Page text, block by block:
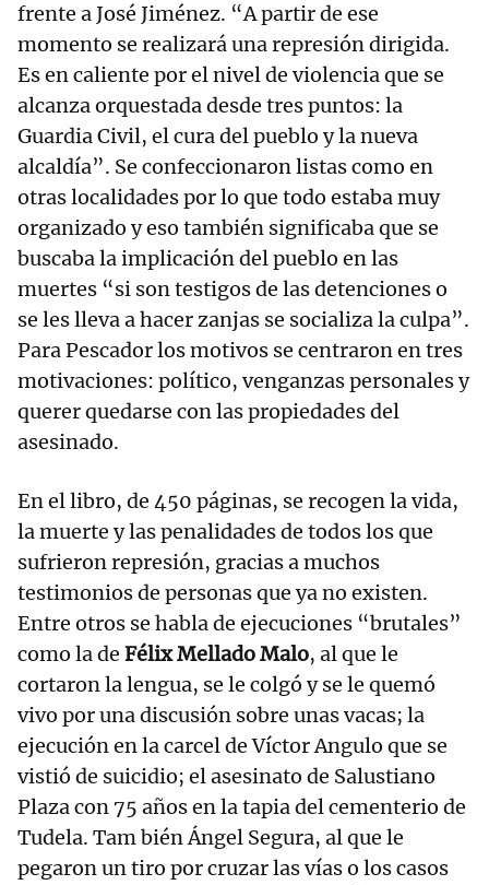
frente a José Jiménez. “A partir de ese
momento se realizará una represión dirigida.
Es en caliente por el nivel de violencia que se
alcanza orquestada desde tres puntos: la
Guardia Civil, el cura del pueblo y la nueva
alcaldía”. Se confeccionaron listas como en
otras localidades por lo que todo estaba muy
organizado y eso también significaba que se
buscaba la implicación del pueblo en las
muertes “si son testigos de las detenciones o
se les lleva a hacer zanjas se socializa la culpa”.
Para Pescador los motivos se centraron en tres
motivaciones: político, venganzas personales y
querer quedarse con las propiedades del
asesinado.
En el libro, de 450 páginas, se recogen la vida,
la muerte y las penalidades de todos los que
sufrieron represión, gracias a muchos
testimonios de personas que ya no existen.
Entre otros se habla de ejecuciones “brutales”
como la de Félix Mellado Malo, al que le
cortaron la lengua, se le colgó y se le quemó
vivo por una discusión sobre unas vacas; la
ejecución en la carcel de Víctor Angulo que se
vistió de suicidio; el asesinato de Salustiano
Plaza con 75 años en la tapia del cementerio de
Tudela. Tam bién Ángel Segura, al que le
pegaron un tiro por cruzar las vías o los casos